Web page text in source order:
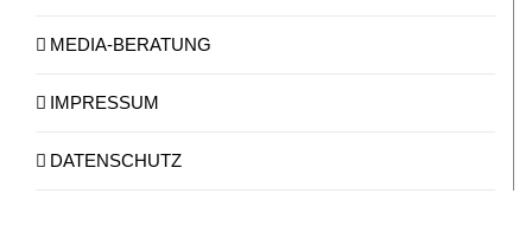
MEDIA-BERATUNG
IMPRESSUM
DATENSCHUTZ